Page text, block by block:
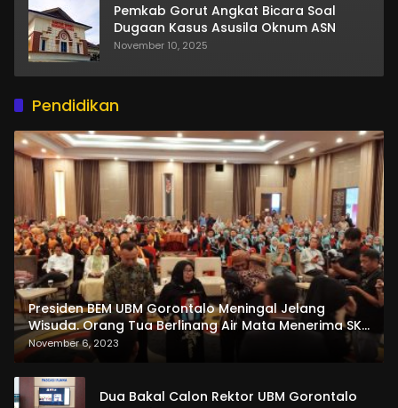
Pemkab Gorut Angkat Bicara Soal
Dugaan Kasus Asusila Oknum ASN
November 10, 2025
Pendidikan
Presiden BEM UBM Gorontalo Meningal Jelang
Wisuda. Orang Tua Berlinang Air Mata Menerima SKL
dan Pemasangan Salempang
November 6, 2023
Dua Bakal Calon Rektor UBM Gorontalo